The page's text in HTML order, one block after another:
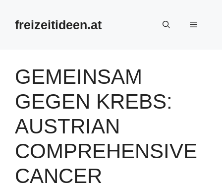
Inhalt
springenfreizeitideen.at Menü
GEMEINSAM
GEGEN KREBS:
AUSTRIAN
COMPREHENSIVE
CANCER